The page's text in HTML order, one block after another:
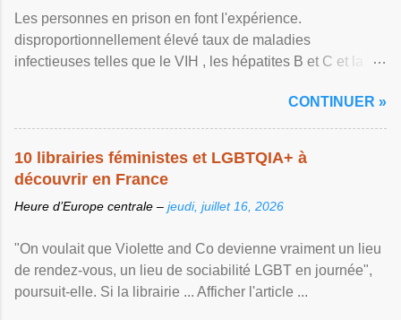
Les personnes en prison en font l'expérience.
disproportionnellement élevé taux de maladies
infectieuses telles que le VIH , les hépatites B et C et la ...
CONTINUER »
10 librairies féministes et LGBTQIA+ à
découvrir en France
Heure d’Europe centrale – jeudi, juillet 16, 2026
"On voulait que Violette and Co devienne vraiment un lieu
de rendez-vous, un lieu de sociabilité LGBT en journée",
poursuit-elle. Si la librairie ... Afficher l'article ...